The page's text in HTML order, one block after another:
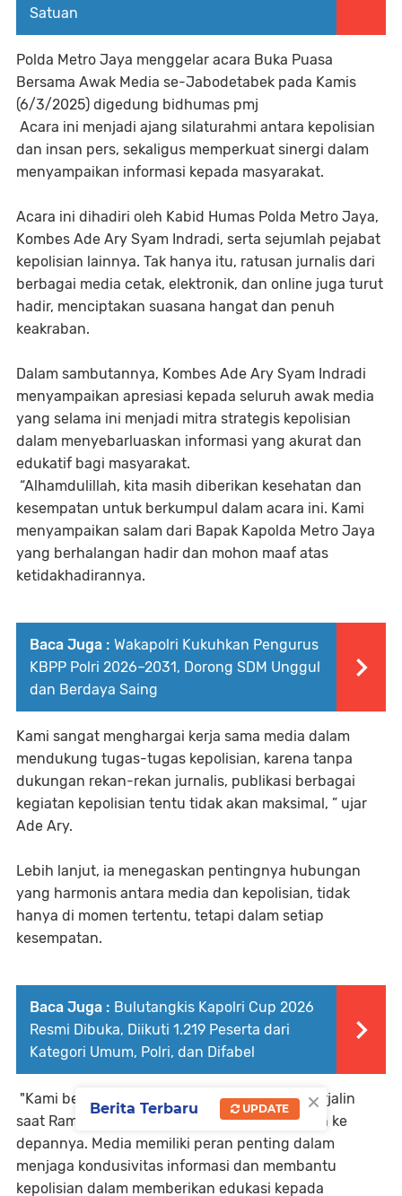
Satuan
Polda Metro Jaya menggelar acara Buka Puasa
Bersama Awak Media se-Jabodetabek pada Kamis
(6/3/2025) digedung bidhumas pmj
Acara ini menjadi ajang silaturahmi antara kepolisian
dan insan pers, sekaligus memperkuat sinergi dalam
menyampaikan informasi kepada masyarakat.
Acara ini dihadiri oleh Kabid Humas Polda Metro Jaya,
Kombes Ade Ary Syam Indradi, serta sejumlah pejabat
kepolisian lainnya. Tak hanya itu, ratusan jurnalis dari
berbagai media cetak, elektronik, dan online juga turut
hadir, menciptakan suasana hangat dan penuh
keakraban.
Dalam sambutannya, Kombes Ade Ary Syam Indradi
menyampaikan apresiasi kepada seluruh awak media
yang selama ini menjadi mitra strategis kepolisian
dalam menyebarluaskan informasi yang akurat dan
edukatif bagi masyarakat.
“Alhamdulillah, kita masih diberikan kesehatan dan
kesempatan untuk berkumpul dalam acara ini. Kami
menyampaikan salam dari Bapak Kapolda Metro Jaya
yang berhalangan hadir dan mohon maaf atas
ketidakhadirannya.
Baca Juga : Wakapolri Kukuhkan Pengurus
KBPP Polri 2026–2031, Dorong SDM Unggul
dan Berdaya Saing
Kami sangat menghargai kerja sama media dalam
mendukung tugas-tugas kepolisian, karena tanpa
dukungan rekan-rekan jurnalis, publikasi berbagai
kegiatan kepolisian tentu tidak akan maksimal, ” ujar
Ade Ary.
Lebih lanjut, ia menegaskan pentingnya hubungan
yang harmonis antara media dan kepolisian, tidak
hanya di momen tertentu, tetapi dalam setiap
kesempatan.
Baca Juga : Bulutangkis Kapolri Cup 2026
Resmi Dibuka, Diikuti 1.219 Peserta dari
Kategori Umum, Polri, dan Difabel
"Kami berharap silaturahmi ini tidak hanya terjalin
saat Ramadhan saja, tetapi juga terus berjalan ke
depannya. Media memiliki peran penting dalam
menjaga kondusivitas informasi dan membantu
kepolisian dalam memberikan edukasi kepada
×
Berita Terbaru UPDATE